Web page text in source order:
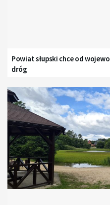
Powiat słupski chce od
dróg